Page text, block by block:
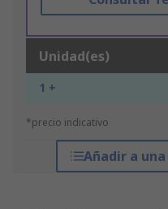
Unidad(es)
1 +
*precio indicativo
Añadir a